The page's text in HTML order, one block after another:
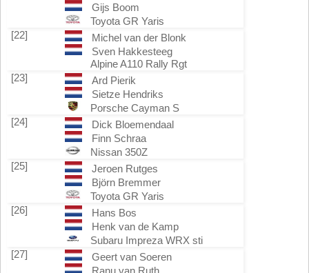
Gijs Boom
Toyota GR Yaris
[22]
Michel van der Blonk
Sven Hakkesteeg
Alpine A110 Rally Rgt
[23]
Ard Pierik
Sietze Hendriks
Porsche Cayman S
[24]
Dick Bloemendaal
Finn Schraa
Nissan 350Z
[25]
Jeroen Rutges
Björn Bremmer
Toyota GR Yaris
[26]
Hans Bos
Henk van de Kamp
Subaru Impreza WRX sti
[27]
Geert van Soeren
Ranu van Ruth